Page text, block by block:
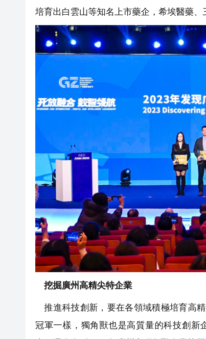
培育出白雲山等知名上市藥企，希埃醫藥、
挖掘廣州高精尖特企業
推進科技創新，要在各領域積極培育高
冠軍一樣，獨角獸也是高質量的科技創新